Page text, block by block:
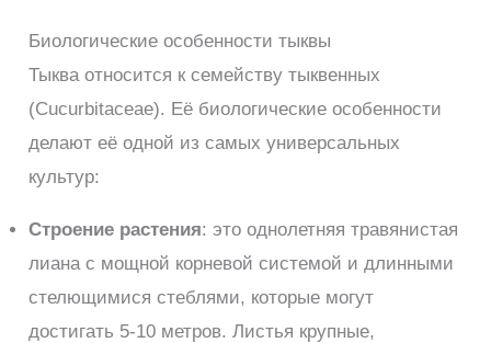
Биологические особенности тыквы
Тыква относится к семейству тыквенных
(Cucurbitaceae). Её биологические особенности
делают её одной из самых универсальных
культур:
Строение растения: это однолетняя травянистая
лиана с мощной корневой системой и длинными
стелющимися стеблями, которые могут
достигать 5-10 метров. Листья крупные,